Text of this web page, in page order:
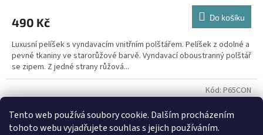
Tento web používá soubory cookie. Dalším procházením
tohoto webu vyjadřujete souhlas s jejich používáním.
490 Kč Do košíku
Luxusní pelíšek s vyndavacím vnitřním polštářem. Pelíšek z odolné a
pevné tkaniny ve starorůžové barvě. Vyndavací oboustranný polštář
se zipem. Z jedné strany růžová...
Kód:P65CON